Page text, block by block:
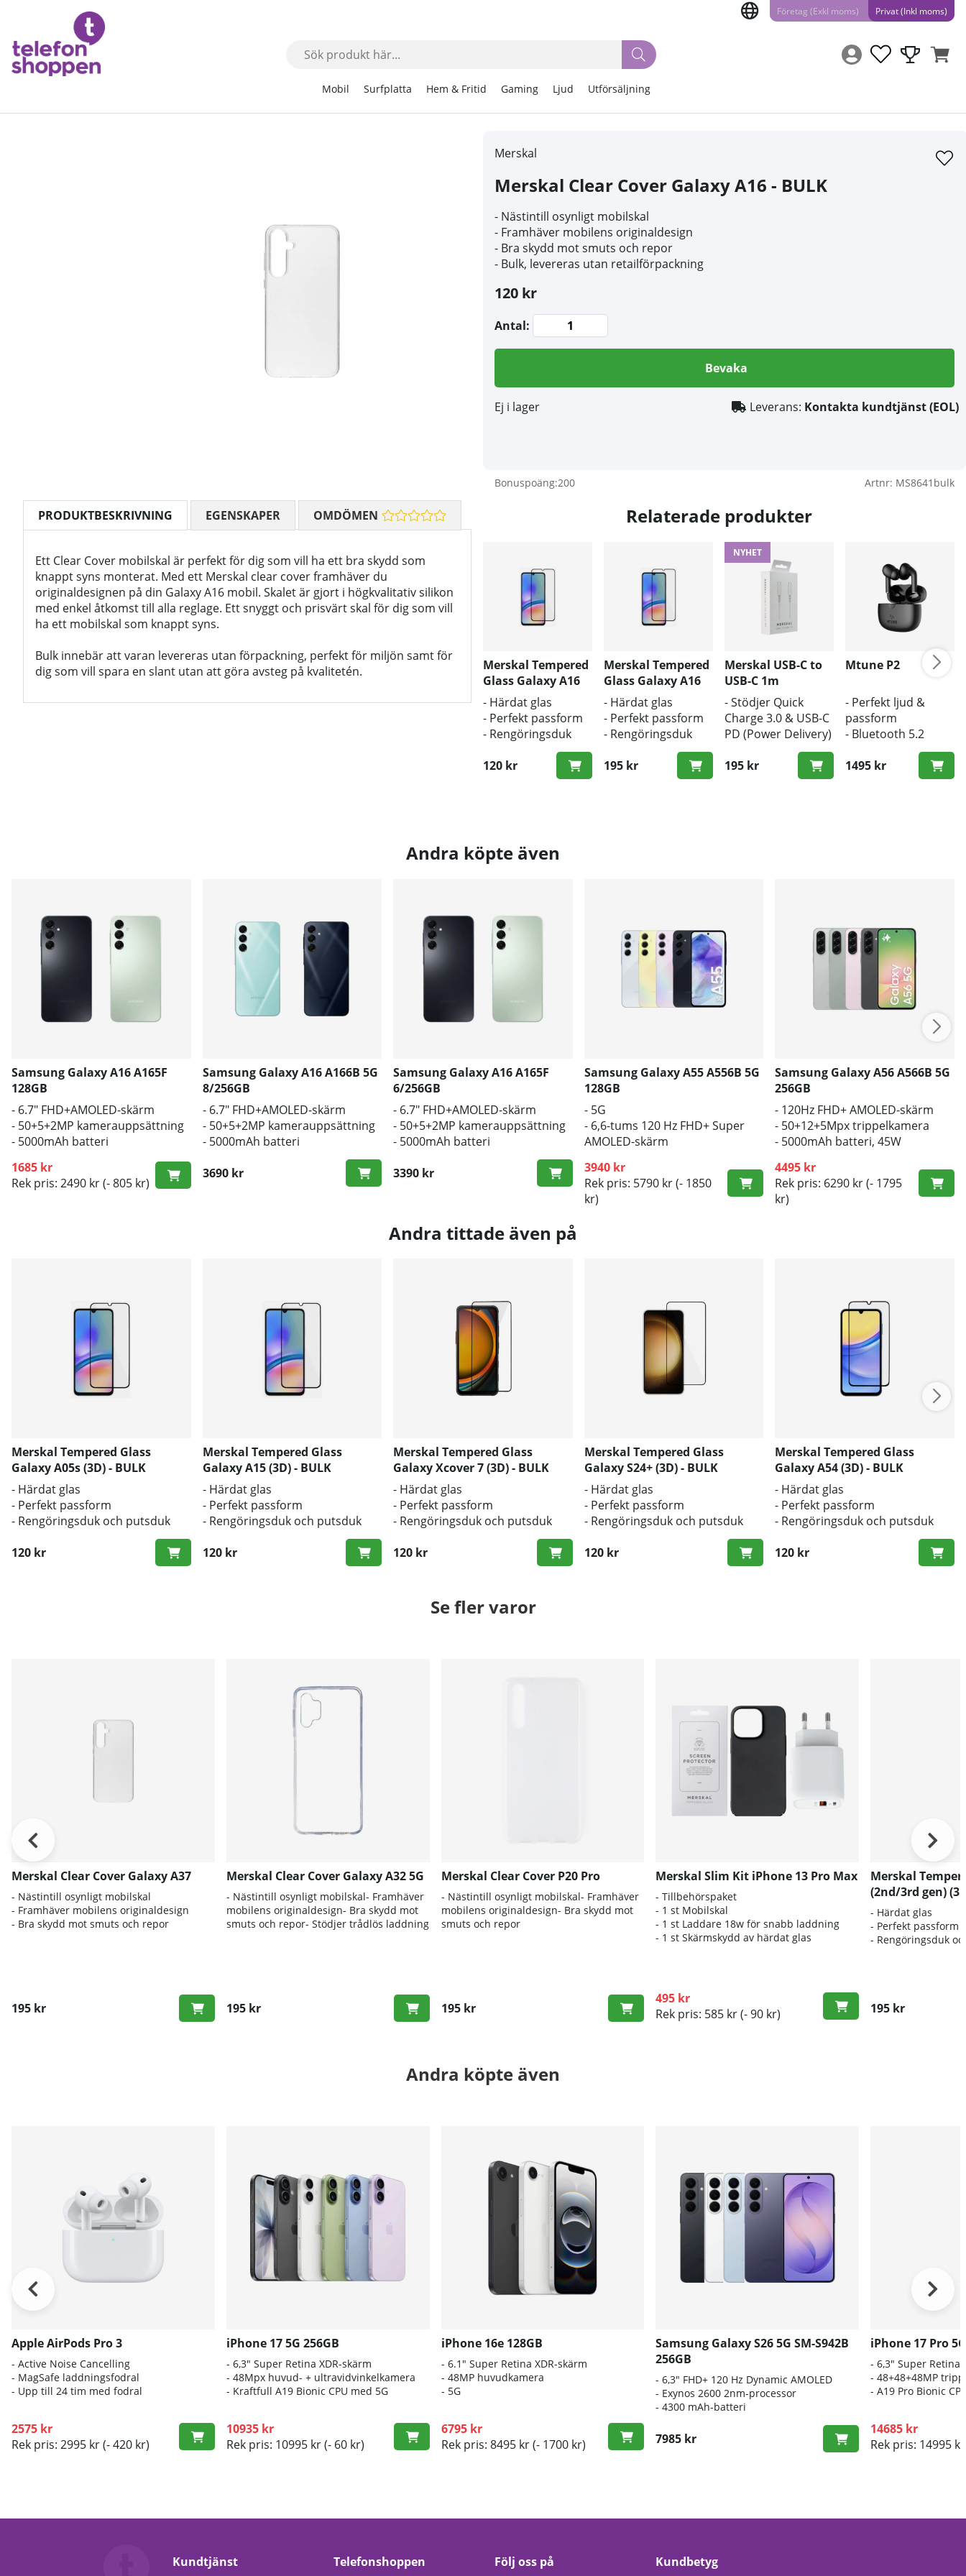
Företag (Exkl moms) Privat (Inkl moms)
Mobil Surfplatta Hem & Fritid Gaming Ljud Utförsäljning
Merskal
Merskal Clear Cover Galaxy A16 - BULK
- Nästintill osynligt mobilskal
- Framhäver mobilens originaldesign
- Bra skydd mot smuts och repor
- Bulk, levereras utan retailförpackning
120 kr
Antal:
Bevaka
Ej i lager Leverans: Kontakta kundtjänst (EOL)
Bonuspoäng:200 Artnr: MS8641bulk
PRODUKTBESKRIVNING
Ett Clear Cover mobilskal är perfekt för dig som vill ha ett bra skydd som
knappt syns monterat. Med ett Merskal clear cover framhäver du
originaldesignen på din Galaxy A16 mobil. Skalet är gjort i högkvalitativ silikon
med enkel åtkomst till alla reglage. Ett snyggt och prisvärt skal för dig som vill
ha ett mobilskal som knappt syns.
Bulk innebär att varan levereras utan förpackning, perfekt för miljön samt för
dig som vill spara en slant utan att göra avsteg på kvalitetén.
EGENSKAPER OMDÖMEN Relaterade produkter
Merskal Tempered
Glass Galaxy A16
(3D) - BULK
- Härdat glas
- Perfekt passform
- Rengöringsduk
inkluderad
120 kr
Merskal Tempered
Glass Galaxy A16
(3D)
- Härdat glas
- Perfekt passform
- Rengöringsduk
inkluderad
195 kr
NYHET
Merskal USB-C to
USB-C 1m
- Stödjer Quick
Charge 3.0 & USB-C
PD (Power Delivery)
- Snabb hastighet
195 kr
Mtune P2
- Perfekt ljud &
passform
- Bluetooth 5.2
- Trådlös laddning
1495 kr
Andra köpte även
Samsung Galaxy A16 A165F
128GB
- 6.7" FHD+AMOLED-skärm
- 50+5+2MP kamerauppsättning
- 5000mAh batteri
1685 kr
Rek pris: 2490 kr(- 805 kr)
Samsung Galaxy A16 A166B 5G
8/256GB
- 6.7" FHD+AMOLED-skärm
- 50+5+2MP kamerauppsättning
- 5000mAh batteri
3690 kr
Samsung Galaxy A16 A165F
6/256GB
- 6.7" FHD+AMOLED-skärm
- 50+5+2MP kamerauppsättning
- 5000mAh batteri
3390 kr
Samsung Galaxy A55 A556B 5G
128GB
- 5G
- 6,6-tums 120 Hz FHD+ Super
AMOLED-skärm
3940 kr
Rek pris: 5790 kr(- 1850
kr)
Samsung Galaxy A56 A566B 5G
256GB
- 120Hz FHD+ AMOLED-skärm
- 50+12+5Mpx trippelkamera
- 5000mAh batteri, 45W
4495 kr
Rek pris: 6290 kr(- 1795
kr)
Andra tittade även på
Merskal Tempered Glass
Galaxy A05s (3D) - BULK
- Härdat glas
- Perfekt passform
- Rengöringsduk och putsduk
120 kr
Merskal Tempered Glass
Galaxy A15 (3D) - BULK
- Härdat glas
- Perfekt passform
- Rengöringsduk och putsduk
120 kr
Merskal Tempered Glass
Galaxy Xcover 7 (3D) - BULK
- Härdat glas
- Perfekt passform
- Rengöringsduk och putsduk
120 kr
Merskal Tempered Glass
Galaxy S24+ (3D) - BULK
- Härdat glas
- Perfekt passform
- Rengöringsduk och putsduk
120 kr
Merskal Tempered Glass
Galaxy A54 (3D) - BULK
- Härdat glas
- Perfekt passform
- Rengöringsduk och putsduk
120 kr
Se fler varor
Merskal Clear Cover Galaxy A37
- Nästintill osynligt mobilskal
- Framhäver mobilens originaldesign
- Bra skydd mot smuts och repor
195 kr
Merskal Clear Cover Galaxy A32 5G
- Nästintill osynligt mobilskal- Framhäver
mobilens originaldesign- Bra skydd mot
smuts och repor- Stödjer trådlös laddning
195 kr
Merskal Clear Cover P20 Pro
- Nästintill osynligt mobilskal- Framhäver
mobilens originaldesign- Bra skydd mot
smuts och repor
195 kr
Merskal Slim Kit iPhone 13 Pro Max
- Tillbehörspaket
- 1 st Mobilskal
- 1 st Laddare 18w för snabb laddning
- 1 st Skärmskydd av härdat glas
495 kr
Rek pris: 585 kr(- 90 kr)
Merskal
(2nd/3rd gen)
- Härdat glas
- Perfekt passform
- Rengöringsduk
195 kr
Andra köpte även
Apple AirPods Pro 3
- Active Noise Cancelling
- MagSafe laddningsfodral
- Upp till 24 tim med fodral
2575 kr
Rek pris: 2995 kr(- 420 kr)
iPhone 17 5G 256GB
- 6,3" Super Retina XDR-skärm
- 48Mpx huvud- + ultravidvinkelkamera
- Kraftfull A19 Bionic CPU med 5G
10935 kr
Rek pris: 10995 kr(- 60 kr)
iPhone 16e 128GB
- 6.1″ Super Retina XDR-skärm
- 48MP huvudkamera
- 5G
6795 kr
Rek pris: 8495 kr(- 1700 kr)
Samsung Galaxy S26 5G SM-S942B
256GB
- 6,3" FHD+ 120 Hz Dynamic AMOLED
- Exynos 2600 2nm-processor
-4300 mAh-batteri
7985 kr
iPhone 17 Pro
- 6,3" Super Retina
- 48+48+48MP
-A19 Pro Bionic
14685 kr
Rek pris: 14995 kr
Kundtjänst Telefonshoppen Följ oss på Kundbetyg